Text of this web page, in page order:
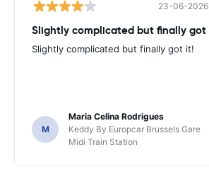
23-06-2026
Slightly complicated but finally got
Slightly complicated but finally got it!
M
Maria Celina Rodrigues
Keddy By Europcar Brussels Gare
Midi Train Station